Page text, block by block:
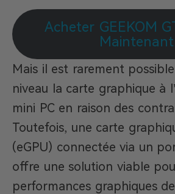
Acheter GEEKOM
Maintenant
Mais il est rarement
niveau la carte graphique à
mini PC en raison des
Toutefois, une carte
(eGPU) connectée via un
offre une solution viable
performances graphiques